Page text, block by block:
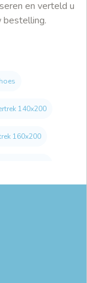
en verteld u
bestelling.
140x200
160x200